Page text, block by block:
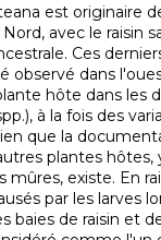
est originaire
avec le raisin
Ces
observé dans
hôte dans les
à la fois des
que la
plantes hôtes,
mûres, existe. En
par les larves
baies de raisin et